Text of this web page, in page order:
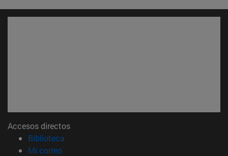
Accesos directos
Biblioteca
Mi correo(abre en nueva ventana)